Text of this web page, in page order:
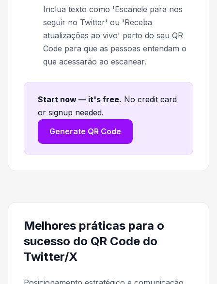
Inclua texto como 'Escaneie para nos
seguir no Twitter' ou 'Receba
atualizações ao vivo' perto do seu QR
Code para que as pessoas entendam o
que acessarão ao escanear.
Start now — it's free. No credit card
or signup needed.
Generate QR Code
Melhores práticas para o
sucesso do QR Code do
Twitter/X